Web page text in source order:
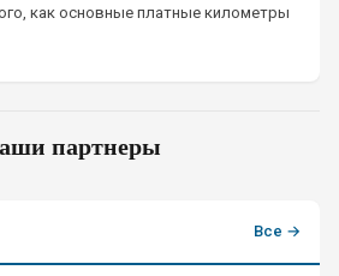
как основные платные километры
партнеры
Все →